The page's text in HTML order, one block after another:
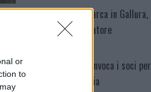
or
to
Futuro Nazionale sbarca in Gallura,
nominato il coordinatore
Olbia, Casa Silvia convoca i soci per
l’assemblea ordinaria